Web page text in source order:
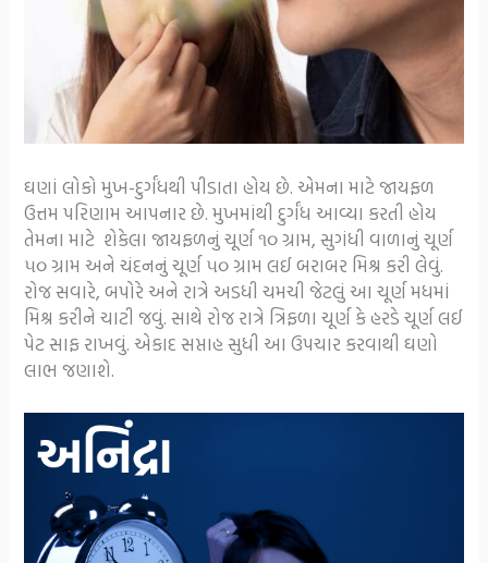
ઘણાં લોકો મુખ-દુર્ગંધથી પીડાતા હોય છે. એમના માટે જાયફળ
ઉત્તમ પરિણામ આપનાર છે. મુખમાંથી દુર્ગંધ આવ્યા કરતી હોય
તેમના માટે શેકેલા જાયફળનું ચૂર્ણ ૧૦ ગ્રામ, સુગંધી વાળાનું ચૂર્ણ
૫૦ ગ્રામ અને ચંદનનું ચૂર્ણ ૫૦ ગ્રામ લઈ બરાબર મિશ્ર કરી લેવું.
રોજ સવારે, બપોરે અને રાત્રે અડધી ચમચી જેટલું આ ચૂર્ણ મધમાં
મિશ્ર કરીને ચાટી જવું. સાથે રોજ રાત્રે ત્રિફળા ચૂર્ણ કે હરડે ચૂર્ણ લઈ
પેટ સાફ રાખવું. એકાદ સપ્તાહ સુધી આ ઉપચાર કરવાથી ઘણો
લાભ જણાશે.